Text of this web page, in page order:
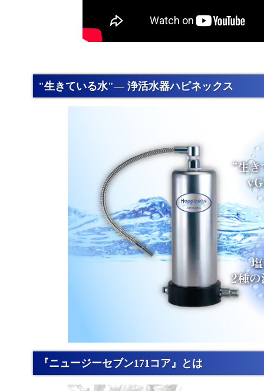
"生きている水"― 浄活水器ハピネックス
『ニュージーセブン171コア』とは